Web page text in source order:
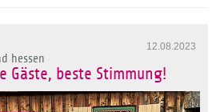
12.08.2023
hessen
Gäste, beste Stimmung!